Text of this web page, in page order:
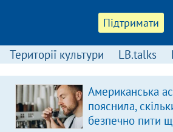
Підтримати
Території культури LB.talks
Американська
пояснила,
безпечно пити